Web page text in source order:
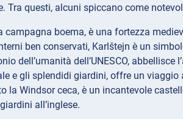
Tra questi, alcuni spiccano come
campagna boema, è una fortezza
ben conservati, Karlštejn è un
dell’umanità dell’UNESCO,
e gli splendidi giardini, offre un viaggio
la Windsor ceca, è un incantevole
all’inglese.